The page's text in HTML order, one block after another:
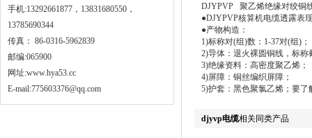
手机:13292661877，13831680550，
13785690344
传真： 86-0316-5962839
邮编:065900
网址:www.hya53.cc
E-mail:775603376@qq.com
DJYPVP 聚乙烯绝缘对绞铜
●DJYPVP核算机电缆透露表
●产物构造：
1)标称对(组)数：1-37对(组)；
2)导体：退火裸圆铜线，标称
3)绝缘资料：高密度聚乙烯；
4)屏障：铜丝编织屏障；
5)护套：黑色聚氯乙烯；要
djyvp电缆相关同类产品